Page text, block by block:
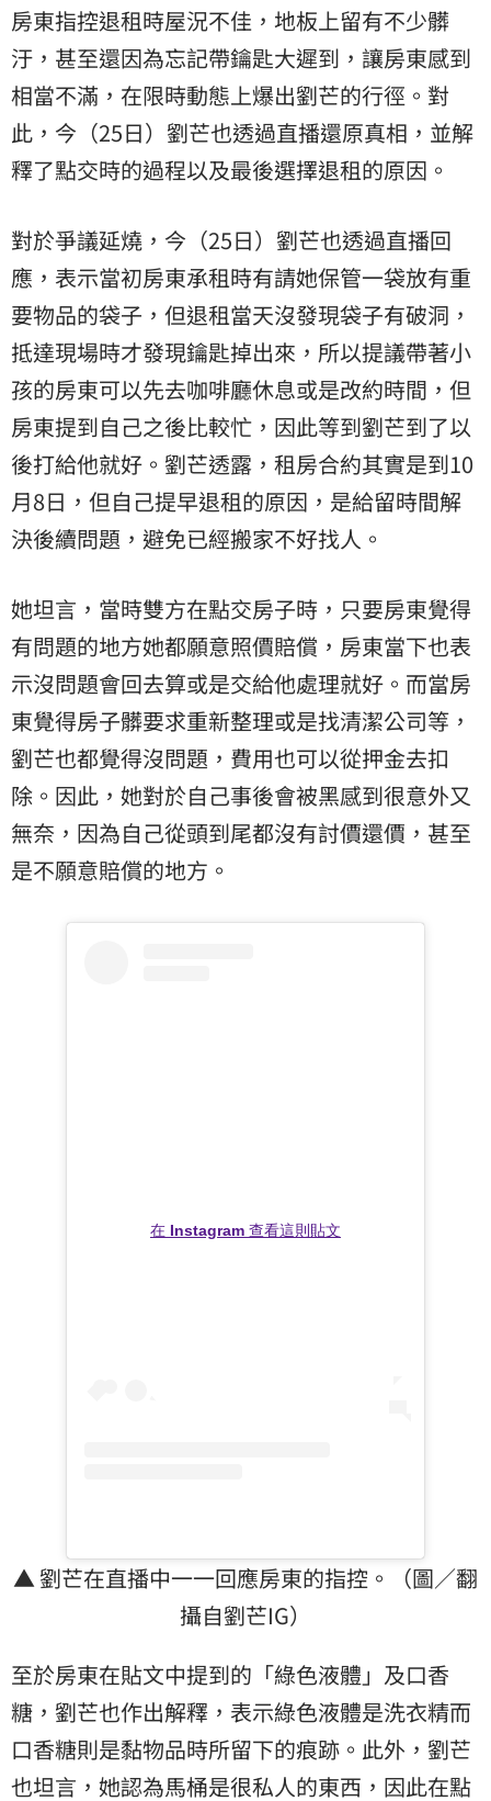
房東指控退租時屋況不佳，地板上留有不少髒
汙，甚至還因為忘記帶鑰匙大遲到，讓房東感到
相當不滿，在限時動態上爆出劉芒的行徑。對
此，今（25日）劉芒也透過直播還原真相，並解
釋了點交時的過程以及最後選擇退租的原因。
對於爭議延燒，今（25日）劉芒也透過直播回
應，表示當初房東承租時有請她保管一袋放有重
要物品的袋子，但退租當天沒發現袋子有破洞，
抵達現場時才發現鑰匙掉出來，所以提議帶著小
孩的房東可以先去咖啡廳休息或是改約時間，但
房東提到自己之後比較忙，因此等到劉芒到了以
後打給他就好。劉芒透露，租房合約其實是到10
月8日，但自己提早退租的原因，是給留時間解
決後續問題，避免已經搬家不好找人。
她坦言，當時雙方在點交房子時，只要房東覺得
有問題的地方她都願意照價賠償，房東當下也表
示沒問題會回去算或是交給他處理就好。而當房
東覺得房子髒要求重新整理或是找清潔公司等，
劉芒也都覺得沒問題，費用也可以從押金去扣
除。因此，她對於自己事後會被黑感到很意外又
無奈，因為自己從頭到尾都沒有討價還價，甚至
是不願意賠償的地方。
在 Instagram 查看這則貼文
▲ 劉芒在直播中一一回應房東的指控。（圖／翻
攝自劉芒IG）
至於房東在貼文中提到的「綠色液體」及口香
糖，劉芒也作出解釋，表示綠色液體是洗衣精而
口香糖則是黏物品時所留下的痕跡。此外，劉芒
也坦言，她認為馬桶是很私人的東西，因此在點